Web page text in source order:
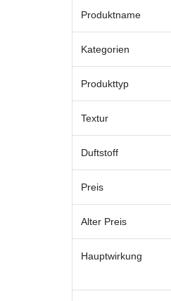
Produktname
Kategorien
Produkttyp
Textur
Duftstoff
Preis
Alter Preis
Hauptwirkung